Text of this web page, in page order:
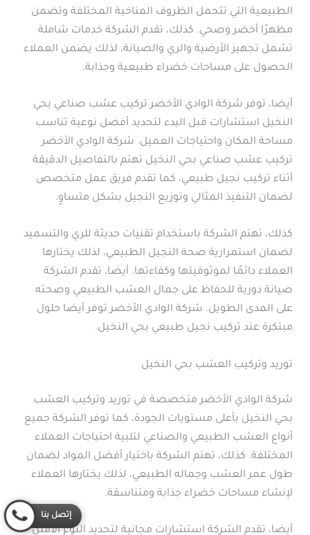
الطبيعية التي تتحمل الظروف المناخية المختلفة وتضمن
مظهرًا أخضر وصحي. كذلك، تقدم الشركة خدمات شاملة
تشمل تجهيز الأرضية والري والصيانة، لذلك يضمن العملاء
الحصول على مساحات خضراء طبيعية وجذابة.
أيضا، توفر شركة الوادي الأخضر تركيب عشب صناعي بحي
النخيل استشارات قبل البدء لتحديد أفضل نوعية تناسب
مساحة المكان واحتياجات العميل. شركة الوادي الأخضر
تركيب عشب صناعي بحي النخيل تهتم بالتفاصيل الدقيقة
أثناء تركيب نجيل طبيعي، كما تقدم فريق عمل متخصص
لضمان التنفيذ المثالي وتوزيع النجيل بشكل متساوٍ.
كذلك، تهتم الشركة باستخدام تقنيات حديثة للري والتسميد
لضمان استمرارية صحة النجيل الطبيعي، لذلك يختارها
العملاء دائمًا لموثوقيتها وكفاءتها. أيضا، تقدم الشركة
صيانة دورية للحفاظ على جمال العشب الطبيعي وصحته
على المدى الطويل. شركة الوادي الأخضر توفر أيضا حلول
مبتكرة عند تركيب نجيل طبيعي بحي النخيل.
توريد وتركيب العشب بحي النخيل
شركة الوادي الأخضر متخصصة في توريد وتركيب العشب
بحي النخيل بأعلى مستويات الجودة، كما توفر الشركة جميع
أنواع العشب الطبيعي والصناعي لتلبية احتياجات العملاء
المختلفة. كذلك، تهتم الشركة باختيار أفضل المواد لضمان
طول عمر العشب وجماله الطبيعي، لذلك يختارها العملاء
لإنشاء مساحات خضراء جذابة ومتناسقة.
أيضا، تقدم الشركة استشارات مجانية لتحديد النوع الأمثل
إتصل بنا